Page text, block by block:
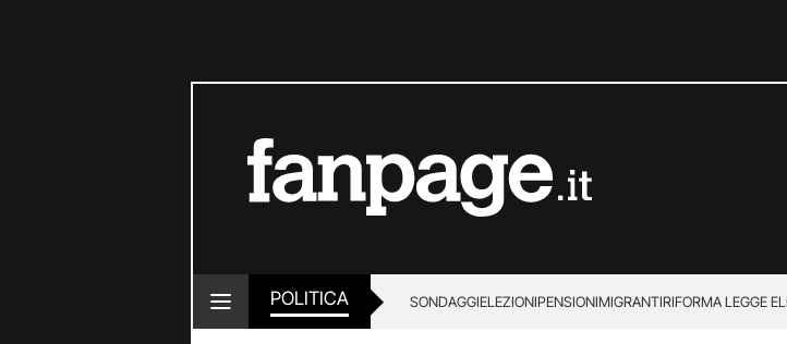
POLITICA SONDAGGIELEZIONIPENSIONIMIGRANTIRIFORMA LEGGE